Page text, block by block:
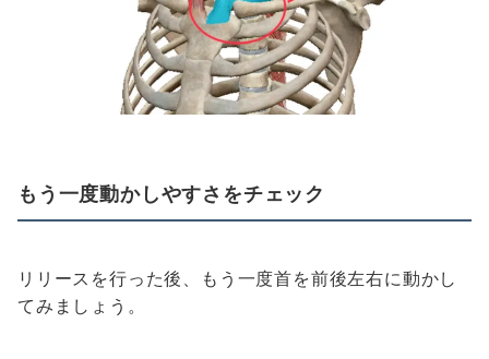
もう一度動かしやすさをチェック
リリースを行った後、もう一度首を前後左右に動かし
てみましょう。